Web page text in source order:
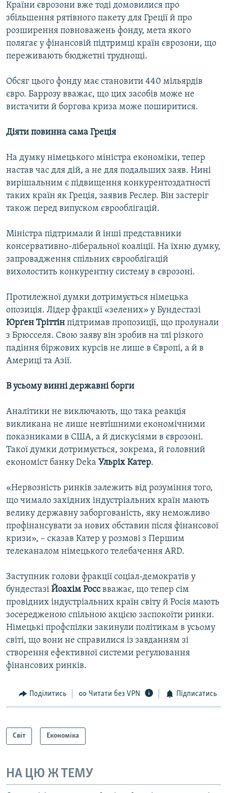
Країни єврозони вже тоді домовилися про
збільшення рятівного пакету для Греції й про
розширення повноважень фонду, мета якого
полягає у фінансовій підтримці країн єврозони, що
переживають бюджетні труднощі.
Обсяг цього фонду має становити 440 мільярдів
євро. Баррозу вважає, що цих засобів може не
вистачити й боргова криза може поширитися.
Діяти повинна сама Греція
На думку німецького міністра економіки, тепер
настав час для дій, а не для подальших заяв. Нині
вирішальним є підвищення конкурентоздатності
таких країн як Греція, заявив Реслер. Він застеріг
також перед випуском єврооблігацій.
Міністра підтримали й інші представники
консервативно-ліберальної коаліції. На їхню думку,
запровадження спільних єврооблігацій
вихолостить конкурентну систему в єврозоні.
Протилежної думки дотримується німецька
опозиція. Лідер фракції «зелених» у Бундестазі
Юрґен Тріттін підтримав пропозиції, що пролунали
з Брюсселя. Свою заяву він зробив на тлі різкого
падіння біржових курсів не лише в Європі, а й в
Америці та Азії.
В усьому винні державні борги
Аналітики не виключають, що така реакція
викликана не лише невтішними економічними
показниками в США, а й дискусіями в єврозоні.
Такої думки дотримується, зокрема, й головний
економіст банку Deka Ульріх Катер.
«Нервозність ринків залежить від розуміння того,
що чимало західних індустріальних країн мають
велику державну заборгованість, яку неможливо
профінансувати за нових обставин після фінансової
кризи», – сказав Катер у розмові з Першим
телеканалом німецького телебачення ARD.
Заступник голови фракції соціал-демократів у
бундестазі Йоахім Россвважає, що тепер сім
провідних індустріальних країн світу й Росія мають
зосередженою спільною акцією заспокоїти ринки.
Німецькі профспілки закинули політикам в усьому
світі, що вони не справилися із завданням зі
створення ефективної системи регулювання
фінансових ринків.
Поділитись Читати без VPN Підписатись
Світ Економіка
НА ЦЮ Ж ТЕМУ